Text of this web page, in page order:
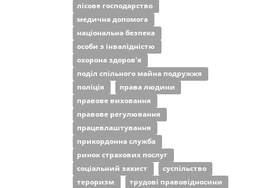
лісове господарство
медична допомога
національна безпека
особи з інвалідністю
охорона здоров'я
поділ спільного майна подружжя
поліція
права людини
правове виховання
правове регулювання
працевлаштування
прикордонна служба
ринок страхових послуг
соціальний захист
суспільство
тероризм
трудові правовідносини